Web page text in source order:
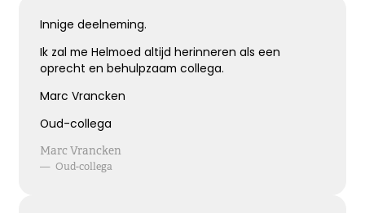
Innige deelneming.
Ik zal me Helmoed altijd herinneren als een
oprecht en behulpzaam collega.
Marc Vrancken
Oud-collega
Marc Vrancken
— Oud-collega